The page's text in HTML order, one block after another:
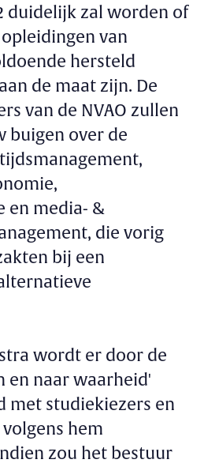
duidelijk zal worden of
opleidingen van
hersteld
de maat zijn. De
van de NVAO zullen
buigen over de
en media- &
die vorig
bij een
wordt er door de
en naar waarheid'
met studiekiezers en
hem
zou het bestuur